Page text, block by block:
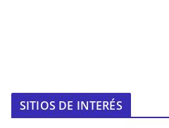
SITIOS DE INTERÉS